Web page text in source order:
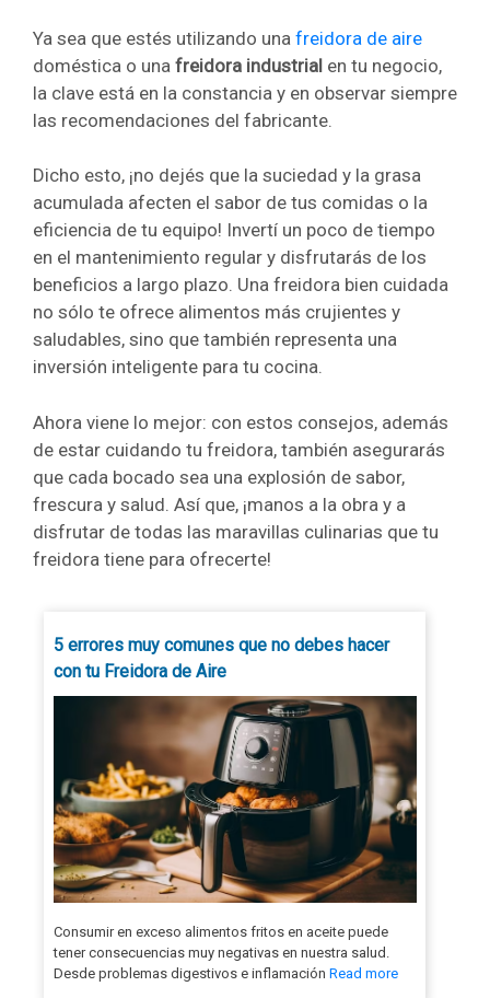
Ya sea que estés utilizando una freidora de aire
doméstica o una freidora industrial en tu negocio,
la clave está en la constancia y en observar siempre
las recomendaciones del fabricante.
Dicho esto, ¡no dejés que la suciedad y la grasa
acumulada afecten el sabor de tus comidas o la
eficiencia de tu equipo! Invertí un poco de tiempo
en el mantenimiento regular y disfrutarás de los
beneficios a largo plazo. Una freidora bien cuidada
no sólo te ofrece alimentos más crujientes y
saludables, sino que también representa una
inversión inteligente para tu cocina.
Ahora viene lo mejor: con estos consejos, además
de estar cuidando tu freidora, también asegurarás
que cada bocado sea una explosión de sabor,
frescura y salud. Así que, ¡manos a la obra y a
disfrutar de todas las maravillas culinarias que tu
freidora tiene para ofrecerte!
5 errores muy comunes que no debes hacer
con tu Freidora de Aire
Consumir en exceso alimentos fritos en aceite puede
tener consecuencias muy negativas en nuestra salud.
Desde problemas digestivos e inflamación Read more